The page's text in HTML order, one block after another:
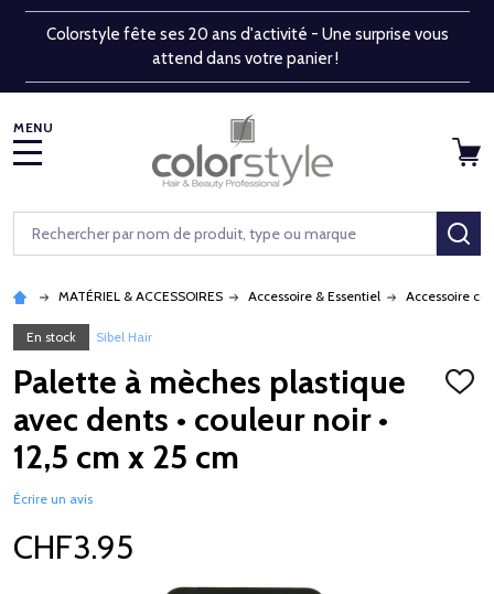
Colorstyle fête ses 20 ans d'activité - Une surprise vous
attend dans votre panier !
Rechercher
MATÉRIEL & ACCESSOIRES Accessoire & Essentiel Accessoire
En stock Sibel Hair
Palette à mèches plastique
avec dents • couleur noir •
12,5 cm x 25 cm
Écrire un avis
CHF3.95